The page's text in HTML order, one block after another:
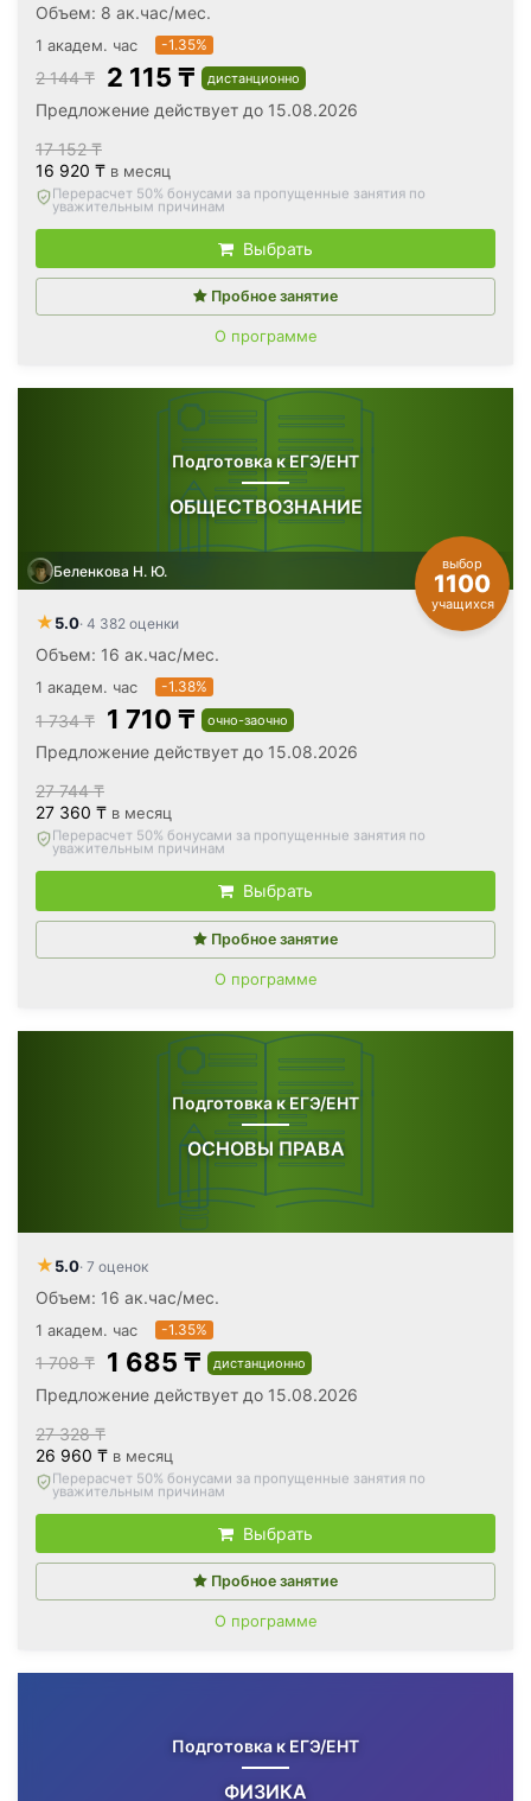
Объем: 8 ак.час/мес.
1 академ. час -1.35%
2 144 ₸ 2 115 ₸ дистанционно
Предложение действует до 15.08.2026
17 152 ₸
16 920 ₸ в месяц
Вернём все оплаченные деньги, если откажетесь после
первого занятия
Выбрать
Пробное занятие
О программе
Подготовка к ЕГЭ/ЕНТ
ОБЩЕСТВОЗНАНИЕ
выбор
1100
учащихся
Беленкова Н. Ю.
★5.0· 4 382 оценки
Объем: 16 ак.час/мес.
1 академ. час -1.38%
1 734 ₸ 1 710 ₸ очно-заочно
Предложение действует до 15.08.2026
27 744 ₸
27 360 ₸ в месяц
Вернём все оплаченные деньги, если откажетесь после
первого занятия
Выбрать
Пробное занятие
О программе
Подготовка к ЕГЭ/ЕНТ
ОСНОВЫ ПРАВА
★5.0· 7 оценок
Объем: 16 ак.час/мес.
1 академ. час -1.35%
1 708 ₸ 1 685 ₸ дистанционно
Предложение действует до 15.08.2026
27 328 ₸
26 960 ₸ в месяц
Вернём все оплаченные деньги, если откажетесь после
первого занятия
Выбрать
Пробное занятие
О программе
Подготовка к ЕГЭ/ЕНТ
ФИЗИКА